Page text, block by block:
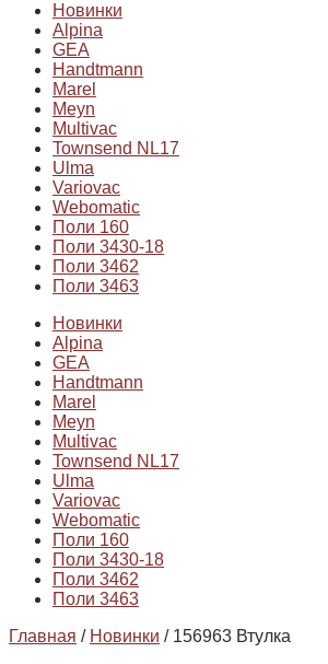
Новинки
Alpina
GEA
Handtmann
Marel
Meyn
Multivac
Townsend NL17
Ulma
Variovac
Webomatic
Поли 160
Поли 3430-18
Поли 3462
Поли 3463
Новинки
Alpina
GEA
Handtmann
Marel
Meyn
Multivac
Townsend NL17
Ulma
Variovac
Webomatic
Поли 160
Поли 3430-18
Поли 3462
Поли 3463
Главная / Новинки / 156963 Втулка